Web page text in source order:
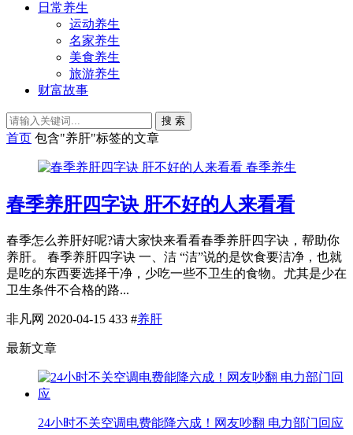
日常养生
运动养生
名家养生
美食养生
旅游养生
财富故事
搜 索
首页 包含"养肝"标签的文章
春季养生
春季养肝四字诀 肝不好的人来看看
春季怎么养肝好呢?请大家快来看看春季养肝四字诀，帮助你
养肝。 春季养肝四字诀 一、洁 “洁”说的是饮食要洁净，也就
是吃的东西要选择干净，少吃一些不卫生的食物。尤其是少在
卫生条件不合格的路...
非凡网 2020-04-15 433 #养肝
最新文章
24小时不关空调电费能降六成！网友吵翻 电力部门回应